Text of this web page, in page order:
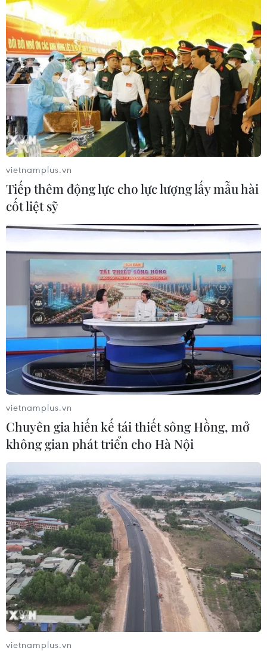
vietnamplus.vn
Tiếp thêm động lực cho lực lượng lấy mẫu hài
cốt liệt sỹ
vietnamplus.vn
Chuyên gia hiến kế tái thiết sông Hồng, mở
không gian phát triển cho Hà Nội
vietnamplus.vn